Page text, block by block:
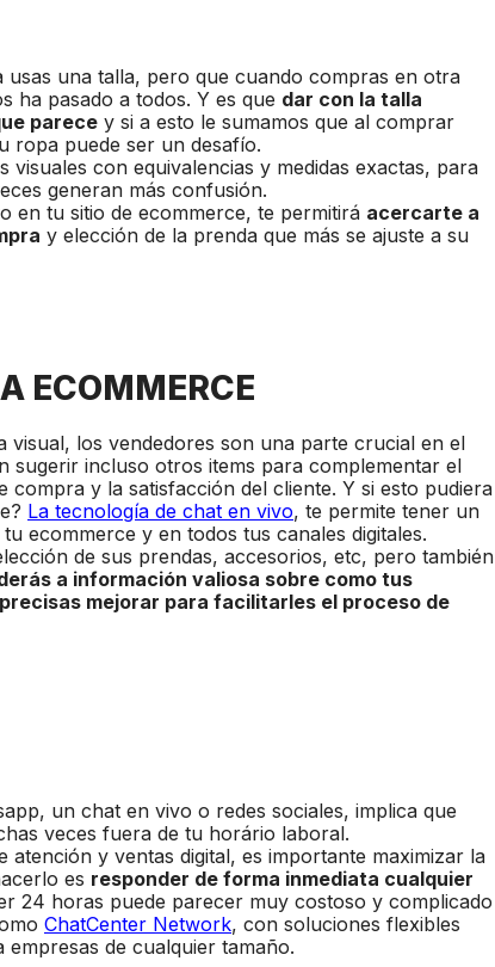
una talla, pero que cuando compras en otra
ha pasado a todos. Y es que dar con la talla
parece y si a esto le sumamos que al comprar
ropa puede ser un desafío.
con equivalencias y medidas exactas, para
generan más confusión.
en tu sitio de ecommerce, te permitirá acercarte a
y elección de la prenda que más se ajuste a su
ECOMMERCE
visual, los vendedores son una parte crucial en el
sugerir incluso otros items para complementar el
y la satisfacción del cliente. Y si esto pudiera
La tecnología de chat en vivo, te permite tener un
ecommerce y en todos tus canales digitales.
de sus prendas, accesorios, etc, pero también
a información valiosa sobre como tus
mejorar para facilitarles el proceso de
un chat en vivo o redes sociales, implica que
veces fuera de tu horário laboral.
atención y ventas digital, es importante maximizar la
es responder de forma inmediata cualquier
24 horas puede parecer muy costoso y complicado
ChatCenter Network, con soluciones flexibles
de cualquier tamaño.